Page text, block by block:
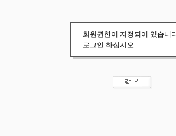
회원권한이 지정되어 있습니
로그인 하십시오.